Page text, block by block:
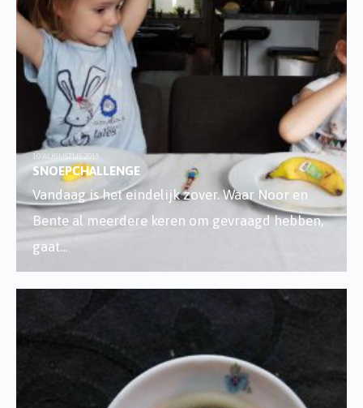
10 AUGUSTUS 2019
SNOEPCHALLENGE
Vandaag is het eindelijk zover. Waar Noor en
Bente al meerdere keren om gevraagd hebben,
gaat...